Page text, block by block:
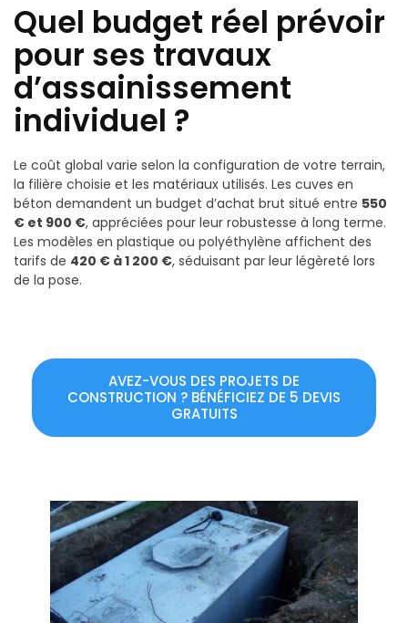
Quel budget réel prévoir
pour ses travaux
d’assainissement
individuel ?
Le coût global varie selon la configuration de votre terrain,
la filière choisie et les matériaux utilisés. Les cuves en
béton demandent un budget d’achat brut situé entre 550
€ et 900 €, appréciées pour leur robustesse à long terme.
Les modèles en plastique ou polyéthylène affichent des
tarifs de 420 € à 1 200 €, séduisant par leur légèreté lors
de la pose.
AVEZ-VOUS DES PROJETS DE
CONSTRUCTION ? BÉNÉFICIEZ DE 5 DEVIS
GRATUITS